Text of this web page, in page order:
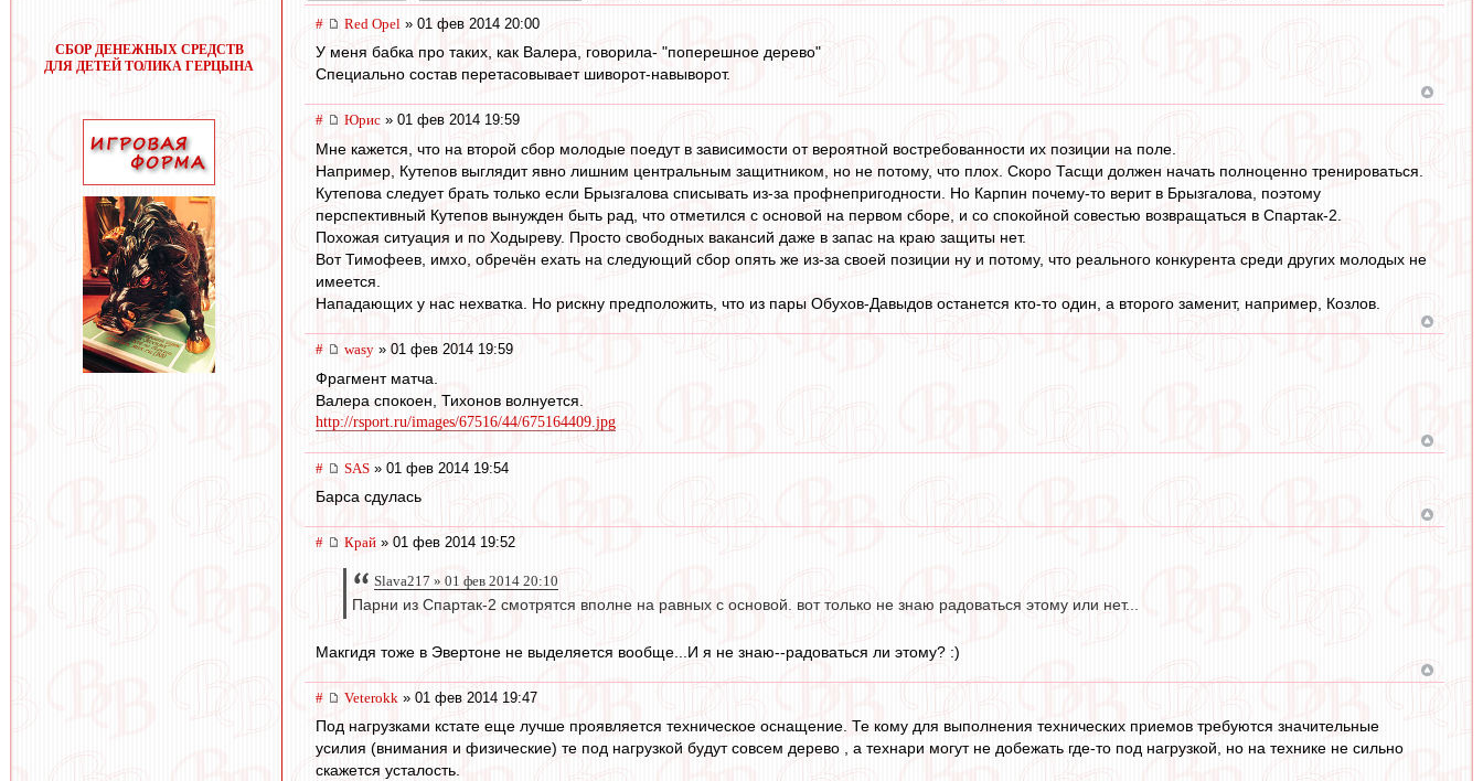
СБОР ДЕНЕЖНЫХ СРЕДСТВ
ДЛЯ ДЕТЕЙ ТОЛИКА ГЕРЦЫНА
# Red Opel » 01 фев 2014 20:00
У меня бабка про таких, как Валера, говорила- "поперешное дерево"
Специально состав перетасовывает шиворот-навыворот.
# Юрис » 01 фев 2014 19:59
Мне кажется, что на второй сбор молодые поедут в зависимости от вероятной востребованности их позиции на поле.
Например, Кутепов выглядит явно лишним центральным защитником, но не потому, что плох. Скоро Тасщи должен начать полноценно тренироваться.
Кутепова следует брать только если Брызгалова списывать из-за профнепригодности. Но Карпин почему-то верит в Брызгалова, поэтому
перспективный Кутепов вынужден быть рад, что отметился с основой на первом сборе, и со спокойной совестью возвращаться в Спартак-2.
Похожая ситуация и по Ходыреву. Просто свободных вакансий даже в запас на краю защиты нет.
Вот Тимофеев, имхо, обречён ехать на следующий сбор опять же из-за своей позиции ну и потому, что реального конкурента среди других молодых не
имеется.
Нападающих у нас нехватка. Но рискну предположить, что из пары Обухов-Давыдов останется кто-то один, а второго заменит, например, Козлов.
# wasy » 01 фев 2014 19:59
Фрагмент матча.
Валера спокоен, Тихонов волнуется.
http://rsport.ru/images/67516/44/675164409.jpg
# SAS » 01 фев 2014 19:54
Барса сдулась
# Край » 01 фев 2014 19:52
Slava217 » 01 фев 2014 20:10
Парни из Спартак-2 смотрятся вполне на равных с основой. вот только не знаю радоваться этому или нет...
Макгидя тоже в Эвертоне не выделяется вообще...И я не знаю--радоваться ли этому? :)
# Veterokk » 01 фев 2014 19:47
Под нагрузками кстате еще лучше проявляется техническое оснащение. Те кому для выполнения технических приемов требуются значительные
усилия (внимания и физические) те под нагрузкой будут совсем дерево , а технари могут не добежать где-то под нагрузкой, но на технике не сильно
скажется усталость.